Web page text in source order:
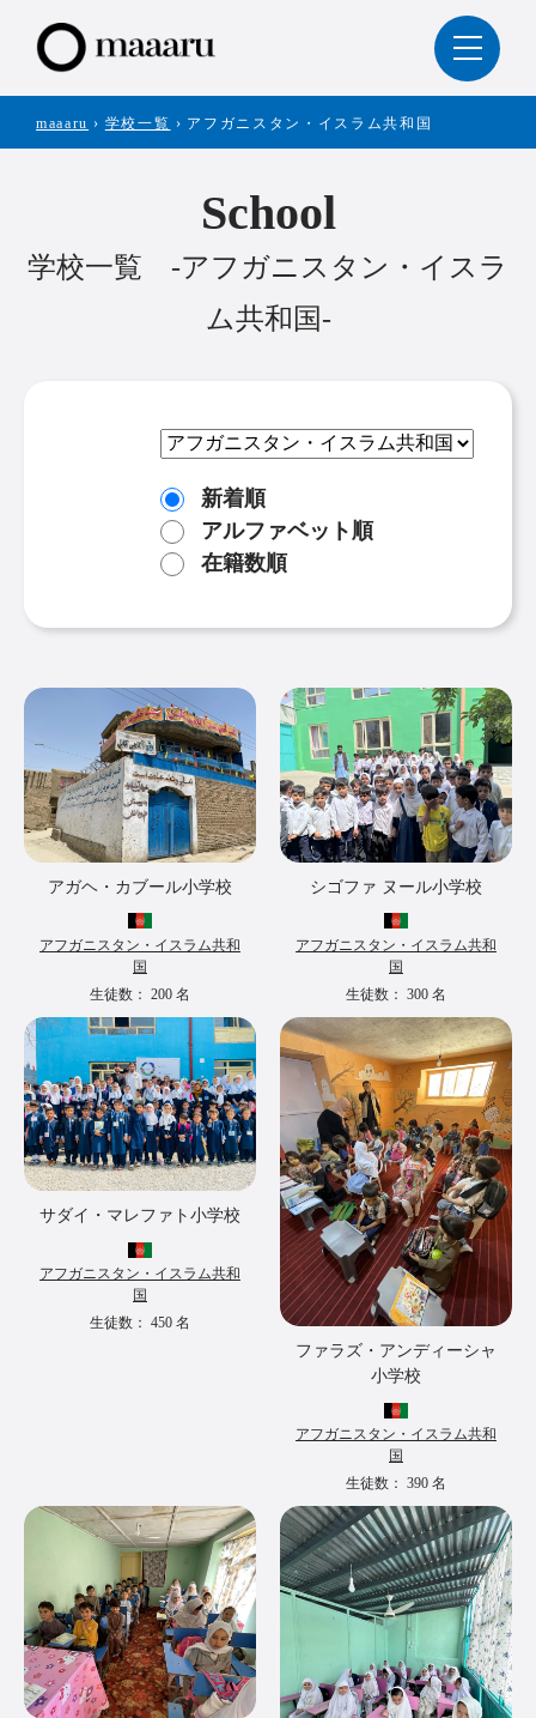
maaaru › 学校一覧 › アフガニスタン・イスラム共和国
School
学校一覧 -アフガニスタン・イスラ
ム共和国-
新着順
アルファベット順
在籍数順
アガヘ・カブール小学校
アフガニスタン・イスラム共和
国
生徒数： 200 名
シゴファ ヌール小学校
アフガニスタン・イスラム共和
国
生徒数： 300 名
サダイ・マレファト小学校
アフガニスタン・イスラム共和
国
生徒数： 450 名
ファラズ・アンディーシャ
小学校
アフガニスタン・イスラム共和
国
生徒数： 390 名